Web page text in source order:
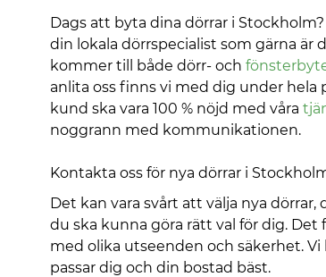
Dags att byta dina dörrar i
din lokala dörrspecialist som gärna är
kommer till både dörr- och
anlita oss finns vi med dig under hela
kund ska vara 100 % nöjd med våra
noggrann med kommunikationen.
Kontakta oss för nya dörrar i
Det kan vara svårt att välja nya
du ska kunna göra rätt val för dig.
med olika utseenden och säkerhet.
passar dig och din bostad bäst.